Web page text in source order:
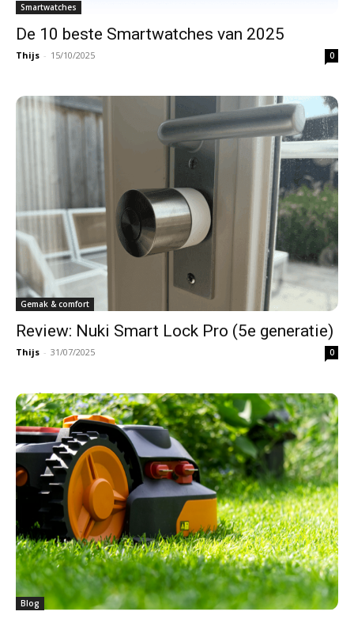
Smartwatches
De 10 beste Smartwatches van 2025
Thijs - 15/10/2025 0
Gemak & comfort
Review: Nuki Smart Lock Pro (5e generatie)
Thijs - 31/07/2025 0
Blog